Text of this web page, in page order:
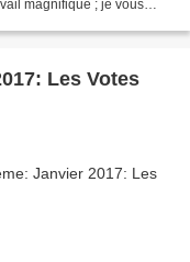
magnifique ; je vous
Les Votes